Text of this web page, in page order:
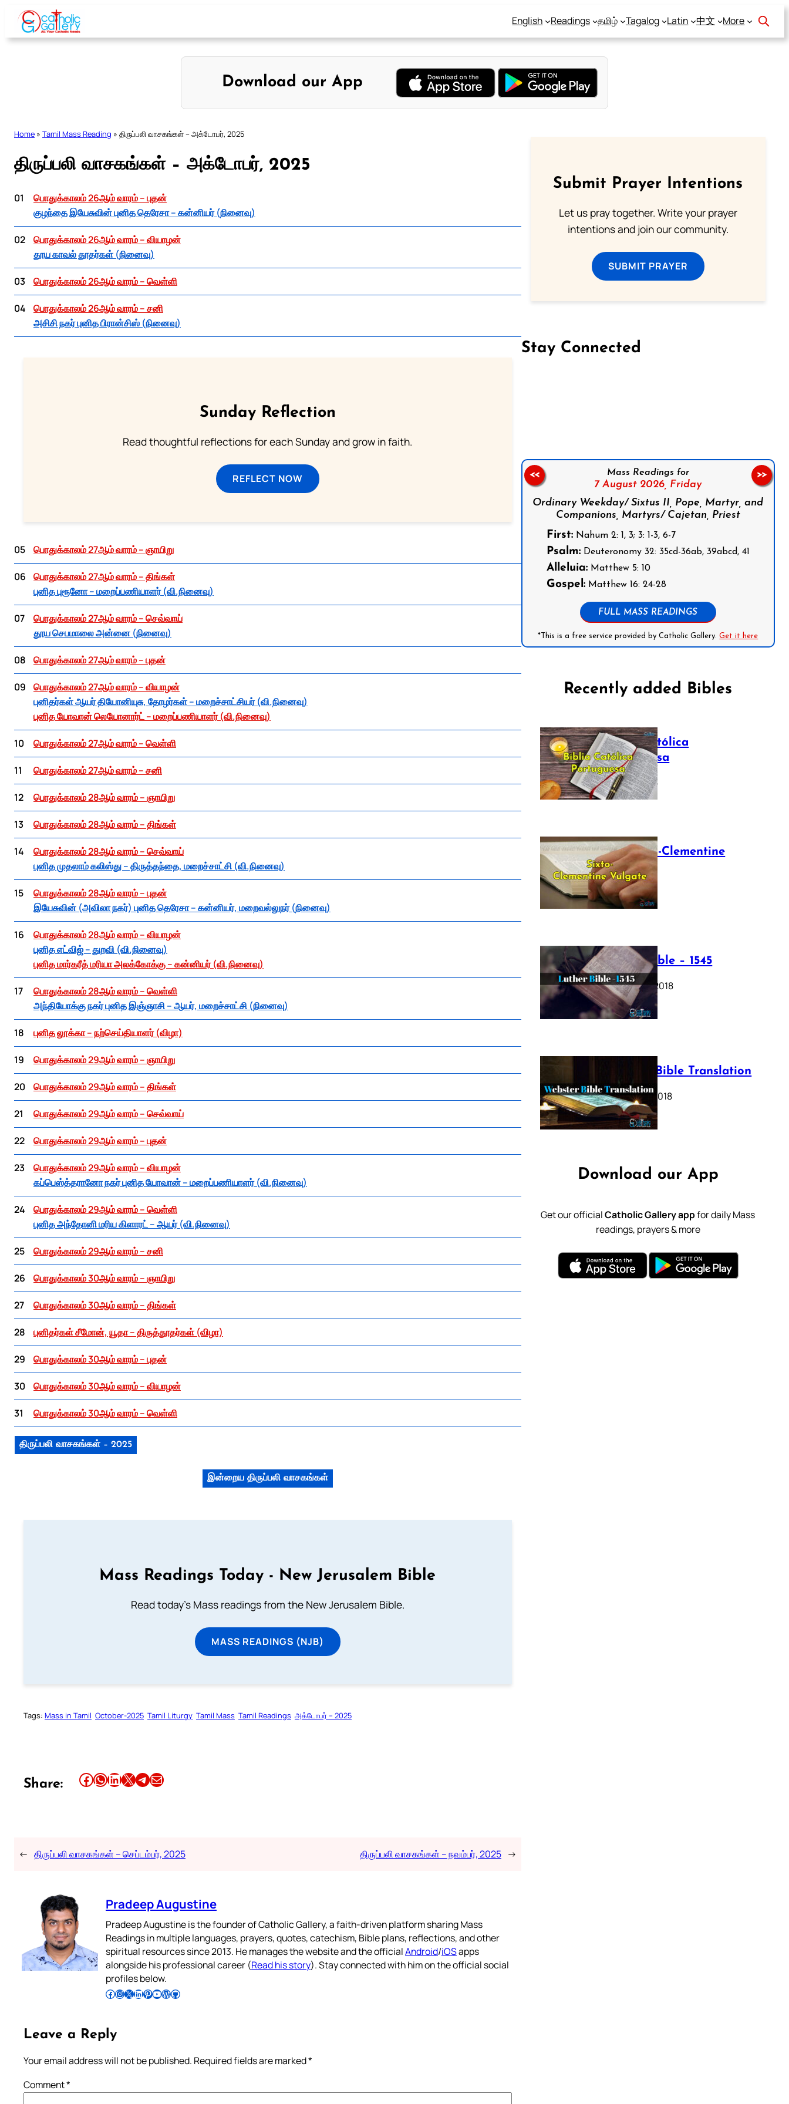
Skip
content
English Readings தமிழ் Tagalog Latin 中文 More
Download our App
Home » Tamil Mass Reading » திருப்பலி வாசகங்கள் – அக்டோபர், 2025
திருப்பலி வாசகங்கள் – அக்டோபர், 2025
01
பொதுக்காலம் 26ஆம் வாரம் – புதன்
குழந்தை இயேசுவின் புனித தெரேசா – கன்னியர் (நினைவு)
02
பொதுக்காலம் 26ஆம் வாரம் – வியாழன்
தூய காவல் தூதர்கள் (நினைவு)
03 பொதுக்காலம் 26ஆம் வாரம் – வெள்ளி
04
பொதுக்காலம் 26ஆம் வாரம் – சனி
அசிசி நகர் புனித பிரான்சிஸ் (நினைவு)
Sunday Reflection
Read thoughtful reflections for each Sunday and grow in faith.
REFLECT NOW
05 பொதுக்காலம் 27ஆம் வாரம் – ஞாயிறு
06
பொதுக்காலம் 27ஆம் வாரம் – திங்கள்
புனித புரூனோ – மறைப்பணியாளர் (வி.நினைவு)
07
பொதுக்காலம் 27ஆம் வாரம் – செவ்வாய்
தூய செபமாலை அன்னை (நினைவு)
08 பொதுக்காலம் 27ஆம் வாரம் – புதன்
09
பொதுக்காலம் 27ஆம் வாரம் – வியாழன்
புனிதர்கள் ஆயர் தியோனியுசு, தோழர்கள் – மறைச்சாட்சியர் (வி.நினைவு)
புனித யோவான் லெயோனார்ட் – மறைப்பணியாளர் (வி.நினைவு)
10 பொதுக்காலம் 27ஆம் வாரம் – வெள்ளி
11 பொதுக்காலம் 27ஆம் வாரம் – சனி
12 பொதுக்காலம் 28ஆம் வாரம் – ஞாயிறு
13 பொதுக்காலம் 28ஆம் வாரம் – திங்கள்
14
பொதுக்காலம் 28ஆம் வாரம் – செவ்வாய்
புனித முதலாம் கலிஸ்து – திருத்தந்தை, மறைச்சாட்சி (வி.நினைவு)
15
பொதுக்காலம் 28ஆம் வாரம் – புதன்
இயேசுவின் (அவிலா நகர்) புனித தெரேசா – கன்னியர், மறைவல்லுநர் (நினைவு)
16
பொதுக்காலம் 28ஆம் வாரம் – வியாழன்
புனித எட்விஜ் – துறவி (வி.நினைவு)
புனித மார்கரீத் மரியா அலக்கோக்கு – கன்னியர் (வி.நினைவு)
17
பொதுக்காலம் 28ஆம் வாரம் – வெள்ளி
அந்தியோக்கு நகர் புனித இஞ்ஞாசி – ஆயர், மறைச்சாட்சி (நினைவு)
18 புனித லூக்கா – நற்செய்தியாளர் (விழா)
19 பொதுக்காலம் 29ஆம் வாரம் – ஞாயிறு
20 பொதுக்காலம் 29ஆம் வாரம் – திங்கள்
21 பொதுக்காலம் 29ஆம் வாரம் – செவ்வாய்
22 பொதுக்காலம் 29ஆம் வாரம் – புதன்
23
பொதுக்காலம் 29ஆம் வாரம் – வியாழன்
கப்பெஸ்த்தரானோ நகர் புனித யோவான் – மறைப்பணியாளர் (வி.நினைவு)
24
பொதுக்காலம் 29ஆம் வாரம் – வெள்ளி
புனித அந்தோனி மரிய கிளாரட் – ஆயர் (வி.நினைவு)
25 பொதுக்காலம் 29ஆம் வாரம் – சனி
26 பொதுக்காலம் 30ஆம் வாரம் – ஞாயிறு
27 பொதுக்காலம் 30ஆம் வாரம் – திங்கள்
28 புனிதர்கள் சீமோன், யூதா – திருத்தூதர்கள் (விழா)
29 பொதுக்காலம் 30ஆம் வாரம் – புதன்
30 பொதுக்காலம் 30ஆம் வாரம் – வியாழன்
31 பொதுக்காலம் 30ஆம் வாரம் – வெள்ளி
திருப்பலி வாசகங்கள் – 2025
இன்றைய திருப்பலி வாசகங்கள்
Mass Readings Today - New Jerusalem Bible
Read today's Mass readings from the New Jerusalem Bible.
MASS READINGS (NJB)
Tags: Mass in Tamil October-2025 Tamil Liturgy Tamil Mass Tamil Readings அக்டோபர் – 2025
Share: Share this article on Facebook Share this article on WhatsApp Share this article on LinkedIn Share this article on X Share this article on TelegramEmail this Article
← திருப்பலி வாசகங்கள் – செப்டம்பர், 2025 திருப்பலி வாசகங்கள் – நவம்பர், 2025 →
Pradeep Augustine
Pradeep Augustine is the founder of Catholic Gallery, a faith-driven platform sharing Mass
Readings in multiple languages, prayers, quotes, catechism, Bible plans, reflections, and other
spiritual resources since 2013. He manages the website and the officialAndroid/iOSapps
alongside his professional career (Read his story). Stay connected with him on the official social
profiles below.
Follow Pradeep on Facebook Follow Pradeep on InstagramFollow Pradeep on X Follow Pradeep on LinkedIn Follow Pradeep on Pinterest Subscribe to Pradeep’s Youtube Channel Follow Pradeep on WordPress Follow Pradeep on GitHub
Leave a Reply
Your email address will not be published. Required fields are marked*
Comment*
Submit Prayer Intentions
Let us pray together. Write your prayer
intentions and join our community.
SUBMIT PRAYER
Stay Connected
Mass Readings for
7 August 2026, Friday
Ordinary Weekday/ Sixtus II, Pope, Martyr, and
Companions, Martyrs/ Cajetan, Priest
First:Nahum 2: 1, 3; 3: 1-3, 6-7
Psalm:Deuteronomy 32: 35cd-36ab, 39abcd, 41
Alleluia:Matthew 5: 10
Gospel:Matthew 16: 24-28
FULL MASS READINGS
*This is a free service provided by Catholic Gallery.Get it here
<< >>
Recently added Bibles
Bíblia Católica
Portuguesa
July 16, 2025
The Sixto-Clementine
Vulgate
July 12, 2025
Luther Bible – 1545
October 17, 2018
Webster Bible Translation
October 11, 2018
Download our App
Get our officialCatholic Gallery appfor daily Mass
readings, prayers & more